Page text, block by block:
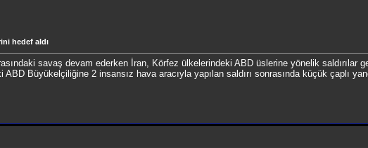
hedef aldı
savaş devam ederken İran, Körfez ülkelerindeki ABD üslerine yönelik saldırılar
ABD Büyükelçiliğine 2 insansız hava aracıyla yapılan saldırı sonrasında küçük çaplı